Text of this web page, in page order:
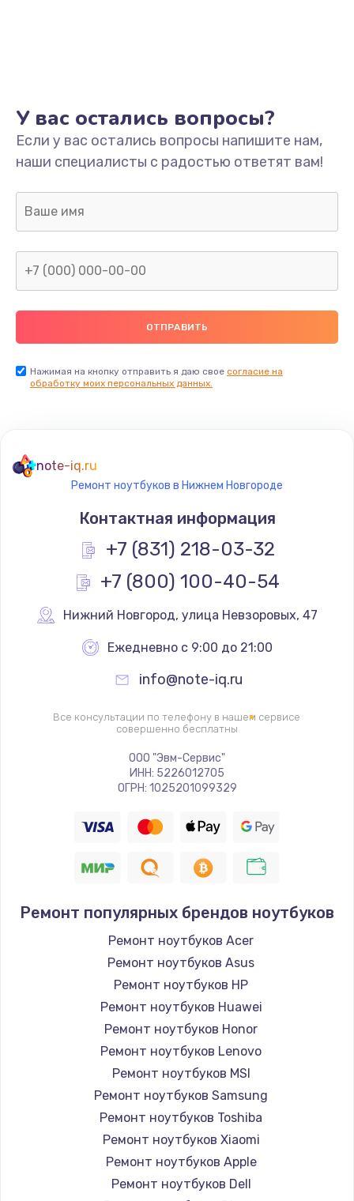
Замена USB порта
895 руб.
Заказать
Замена микрофона
650 руб.
Заказать
Замена системы охлаждения
1545 руб.
Заказать
Замена термопасты
Замена шлейфа матрицы
1045 руб.
Заказать
Замена экрана
920 руб.
2620 руб.
Восстановление данных
990 руб.
Заказать
Замена SSD
Заказать
Замена аккумулятора
Заказать
Замена клавиатуры
У вас остались вопросы?
Если у вас остались вопросы напишите нам,
наши специалисты с радостью ответят вам!
Нажимая на кнопку отправить я даю свое согласие на
обработку моих персональных данных.
note-iq.ru
Ремонт ноутбуков в Нижнем Новгороде
Контактная информация
+7 (831) 218-03-32
+7 (800) 100-40-54
Нижний Новгород, улица Невзоровых, 47
Ежедневно с 9:00 до 21:00
info@note-iq.ru
Все консультации по телефону в нашем сервисе
совершенно бесплатны
ООО "Эвм-Сервис"
ИНН: 5226012705
ОГРН: 1025201099329
Ремонт популярных брендов ноутбуков
Ремонт ноутбуков Acer
Ремонт ноутбуков Asus
Ремонт ноутбуков HP
Ремонт ноутбуков Huawei
Ремонт ноутбуков Honor
Ремонт ноутбуков Lenovo
Ремонт ноутбуков MSI
Ремонт ноутбуков Samsung
Ремонт ноутбуков Toshiba
Ремонт ноутбуков Xiaomi
Ремонт ноутбуков Apple
Ремонт ноутбуков Dell